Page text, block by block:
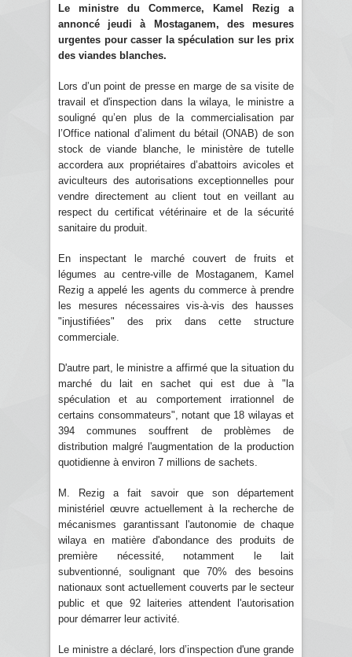
Le ministre du Commerce, Kamel Rezig a
annoncé jeudi à Mostaganem, des mesures
urgentes pour casser la spéculation sur les prix
des viandes blanches.
Lors d’un point de presse en marge de sa visite de
travail et d'inspection dans la wilaya, le ministre a
souligné qu’en plus de la commercialisation par
l’Office national d’aliment du bétail (ONAB) de son
stock de viande blanche, le ministère de tutelle
accordera aux propriétaires d’abattoirs avicoles et
aviculteurs des autorisations exceptionnelles pour
vendre directement au client tout en veillant au
respect du certificat vétérinaire et de la sécurité
sanitaire du produit.
En inspectant le marché couvert de fruits et
légumes au centre-ville de Mostaganem, Kamel
Rezig a appelé les agents du commerce à prendre
les mesures nécessaires vis-à-vis des hausses
"injustifiées" des prix dans cette structure
commerciale.
D'autre part, le ministre a affirmé que la situation du
marché du lait en sachet qui est due à "la
spéculation et au comportement irrationnel de
certains consommateurs", notant que 18 wilayas et
394 communes souffrent de problèmes de
distribution malgré l'augmentation de la production
quotidienne à environ 7 millions de sachets.
M. Rezig a fait savoir que son département
ministériel œuvre actuellement à la recherche de
mécanismes garantissant l'autonomie de chaque
wilaya en matière d'abondance des produits de
première nécessité, notamment le lait
subventionné, soulignant que 70% des besoins
nationaux sont actuellement couverts par le secteur
public et que 92 laiteries attendent l'autorisation
pour démarrer leur activité.
Le ministre a déclaré, lors d’inspection d'une grande